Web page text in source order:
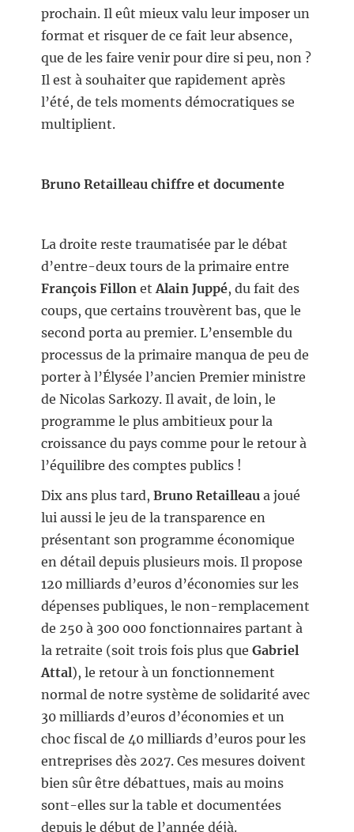
prochain. Il eût mieux valu leur imposer un
format et risquer de ce fait leur absence,
que de les faire venir pour dire si peu, non ?
Il est à souhaiter que rapidement après
l’été, de tels moments démocratiques se
multiplient.
Bruno Retailleau chiffre et documente
La droite reste traumatisée par le débat
d’entre-deux tours de la primaire entre
François Fillon etAlain Juppé, du fait des
coups, que certains trouvèrent bas, que le
second porta au premier. L’ensemble du
processus de la primaire manqua de peu de
porter à l’Élysée l’ancien Premier ministre
de Nicolas Sarkozy. Il avait, de loin, le
programme le plus ambitieux pour la
croissance du pays comme pour le retour à
l’équilibre des comptes publics !
Dix ans plus tard, Bruno Retailleau a joué
lui aussi le jeu de la transparence en
présentant son programme économique
en détail depuis plusieurs mois. Il propose
120 milliards d’euros d’économies sur les
dépenses publiques, le non-remplacement
de 250 à 300 000 fonctionnaires partant à
la retraite (soit trois fois plus que Gabriel
Attal), le retour à un fonctionnement
normal de notre système de solidarité avec
30 milliards d’euros d’économies et un
choc fiscal de 40 milliards d’euros pour les
entreprises dès 2027. Ces mesures doivent
bien sûr être débattues, mais au moins
sont-elles sur la table et documentées
depuis le début de l’année déjà.